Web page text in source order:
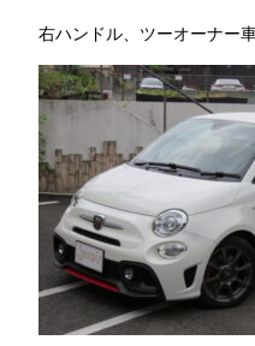
右ハンドル、ツーオーナー